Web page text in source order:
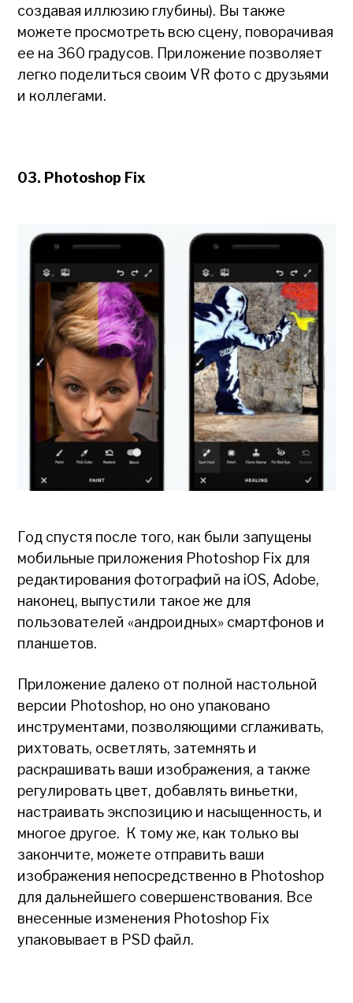
создавая иллюзию глубины). Вы также
можете просмотреть всю сцену, поворачивая
ее на 360 градусов. Приложение позволяет
легко поделиться своим VR фото с друзьями
и коллегами.
03. Photoshop Fix
Год спустя после того, как были запущены
мобильные приложения Photoshop Fix для
редактирования фотографий на iOS, Adobe,
наконец, выпустили такое же для
пользователей «андроидных» смартфонов и
планшетов.
Приложение далеко от полной настольной
версии Photoshop, но оно упаковано
инструментами, позволяющими сглаживать,
рихтовать, осветлять, затемнять и
раскрашивать ваши изображения, а также
регулировать цвет, добавлять виньетки,
настраивать экспозицию и насыщенность, и
многое другое. К тому же, как только вы
закончите, можете отправить ваши
изображения непосредственно в Photoshop
для дальнейшего совершенствования. Все
внесенные изменения Photoshop Fix
упаковывает в PSD файл.